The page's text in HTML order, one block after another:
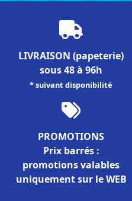
LIVRAISON (papeterie)
sous 48 à 96h
* suivant disponibilité
PROMOTIONS
Prix barrés :
promotions valables
uniquement sur le WEB